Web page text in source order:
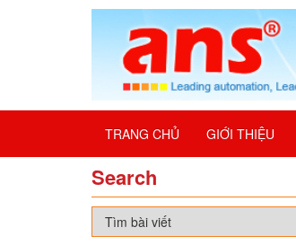
TRANG CHỦ GIỚI THIỆU
Search